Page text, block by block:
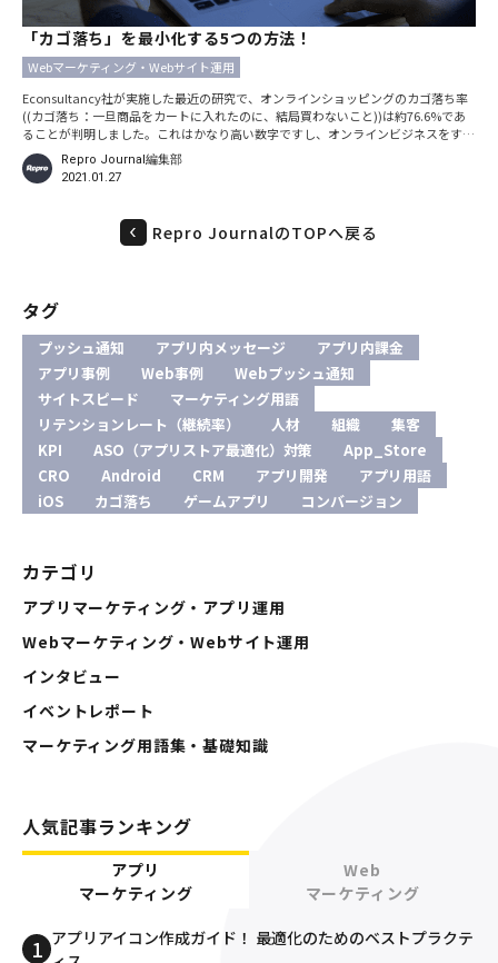
「カゴ落ち」を最小化する5つの方法！
Webマーケティング・Webサイト運用
Econsultancy社が実施した最近の研究で、オンラインショッピングのカゴ落ち率
((カゴ落ち：一旦商品をカートに入れたのに、結局買わないこと))は約76.6%であ
ることが判明しました。これはかなり高い数字ですし、オンラインビジネスをする
企業にとって収入の機会の損失であるとされ、BI Intelligence社によればその規模
は年間4兆ドルになります。これが由々しきことであると強く思われる理由は、そ
の63%にあたる相当な部分が改善可能であると考えられているからです。
Repro Journal編集部
2021.01.27
Repro JournalのTOPへ戻る
タグ
プッシュ通知 アプリ内メッセージ
アプリ内課金
アプリ事例
Web事例
Webプッシュ通知
サイトスピード
マーケティング用語
リテンションレート（継続率）
人材 組織
集客
KPI
ASO（アプリストア最適化）対策
App_Store
CRO
Android CRM アプリ開発
アプリ用語
iOS
カゴ落ち ゲームアプリ コンバージョン
カテゴリ
アプリマーケティング・アプリ運用
Webマーケティング・Webサイト運用
インタビュー
イベントレポート
マーケティング用語集・基礎知識
人気記事ランキング
アプリ
マーケティング
Web
マーケティング
アプリアイコン作成ガイド！ 最適化のためのベストプラクテ